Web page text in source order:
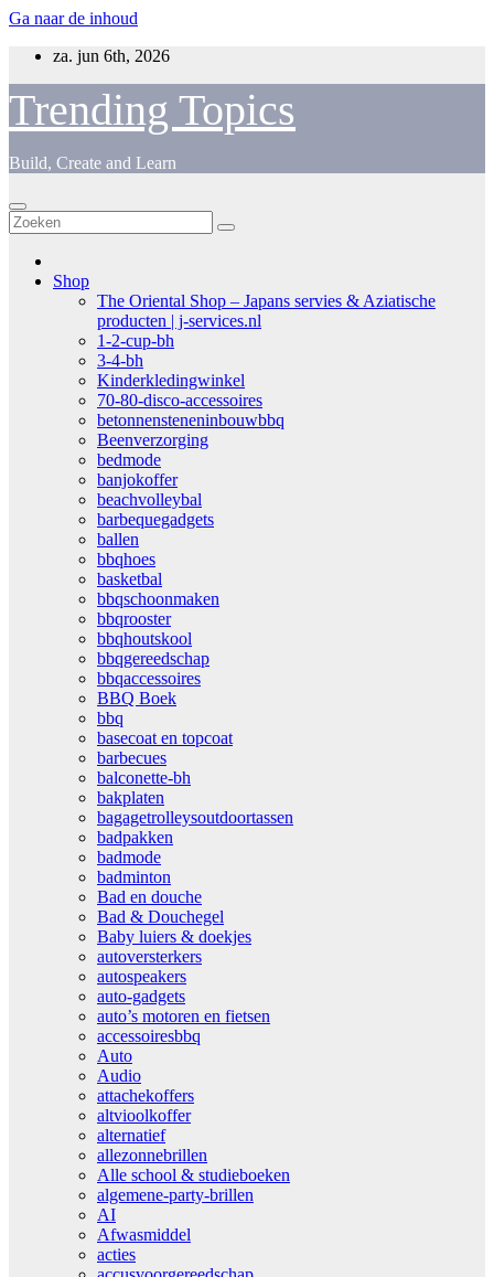
Ga naar de inhoud
za. jun 6th, 2026
Trending Topics
Build, Create and Learn
Shop
The Oriental Shop – Japans servies & Aziatische
producten | j-services.nl
1-2-cup-bh
3-4-bh
Kinderkledingwinkel
70-80-disco-accessoires
betonnensteneninbouwbbq
Beenverzorging
bedmode
banjokoffer
beachvolleybal
barbequegadgets
ballen
bbqhoes
basketbal
bbqschoonmaken
bbqrooster
bbqhoutskool
bbqgereedschap
bbqaccessoires
BBQ Boek
bbq
basecoat en topcoat
barbecues
balconette-bh
bakplaten
bagagetrolleysoutdoortassen
badpakken
badmode
badminton
Bad en douche
Bad & Douchegel
Baby luiers & doekjes
autoversterkers
autospeakers
auto-gadgets
auto’s motoren en fietsen
accessoiresbbq
Auto
Audio
attachekoffers
altvioolkoffer
alternatief
allezonnebrillen
Alle school & studieboeken
algemene-party-brillen
AI
Afwasmiddel
acties